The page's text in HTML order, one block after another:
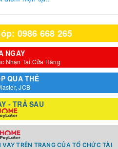
0986 668 265
NGAY
Nhận Tại Cửa Hàng
QUA THẺ
JCB
- TRẢ SAU
TRÊN TRANG CỦA TỔ CHỨC TÀI